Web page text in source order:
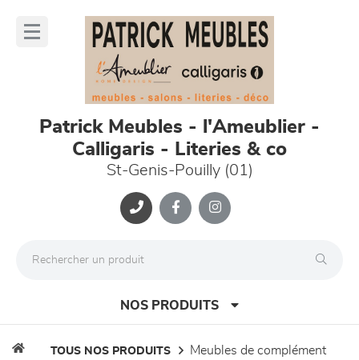
Patrick Meubles - l'Ameublier -
Calligaris - Literies & co
St-Genis-Pouilly (01)
NOS PRODUITS
TOUS NOS PRODUITS
meubles de complément